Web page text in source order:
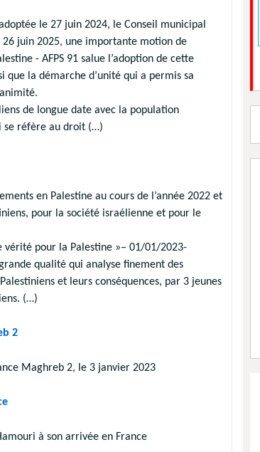
le 27 juin 2024, le Conseil municipal
26 juin 2025, une importante motion de
- AFPS 91 salue l’adoption de cette
la démarche d’unité qui a permis sa
de longue date avec la population
se réfère au droit (…)
en Palestine au cours de l’année 2022 et
pour la société israélienne et pour le
vérité pour la Palestine »– 01/01/2023-
qualité qui analyse finement des
et leurs conséquences, par 3 jeunes
(…)
2
Maghreb 2, le 3 janvier 2023
à son arrivée en France